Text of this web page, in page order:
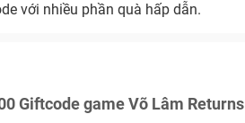
với nhiều phần quà hấp dẫn.
Giftcode game Võ Lâm Returns